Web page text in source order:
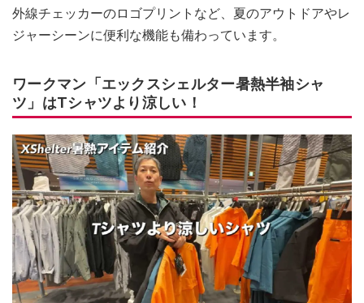
外線チェッカーのロゴプリントなど、夏のアウトドアやレ
ジャーシーンに便利な機能も備わっています。
ワークマン「エックスシェルター暑熱半袖シャ
ツ」はTシャツより涼しい！